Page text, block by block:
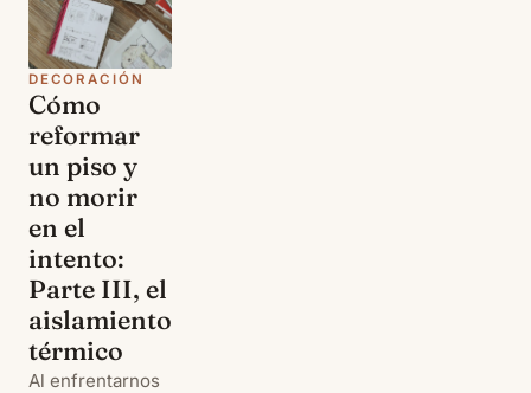
DECORACIÓN
Cómo
reformar
un piso y
no morir
en el
intento:
Parte III, el
aislamiento
térmico
Al enfrentarnos